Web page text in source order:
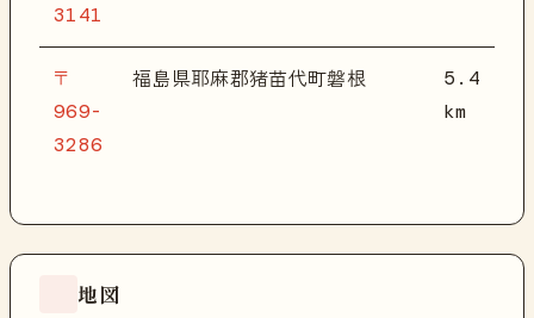
3141
〒
969-
3286
福島県耶麻郡猪苗代町磐根
5.4
km
地図